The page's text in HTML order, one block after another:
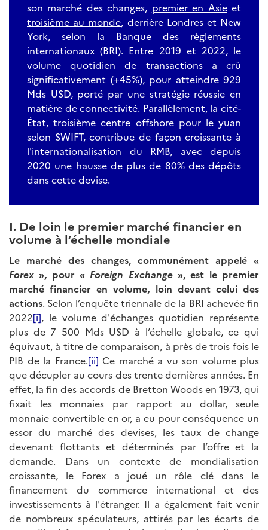
son marché des changes, premier en Asieet
troisième au monde, derrière Londres et New
York, selon la Banque des règlements
internationaux (BRI). Entre 2019 et 2022, le
volume quotidien de transactions a crû
significativement (+45%), pour atteindre 929
Mds USD, porté par une stratégie réussie en
matière de connectivité. Parallèlement, la cité-
État, troisième centre offshore pour le yuan
selon SWIFT, contribue de façon croissante à
l'internationalisation du RMB, avec depuis
2020 une hausse de plus de 80% des dépôts
dans cette devise.
I. De loin le premier marché financier en
volume à l’échelle mondiale
Le marché des changes, communément appelé «
Forex », pour « Foreign Exchange», est le premier
marché financier en volume, loin devant celui des
actions. Selon l’enquête triennale de la BRI achevée fin
2022[i], le volume d'échanges quotidien représente
plus de 7 500 Mds USD à l’échelle globale, ce qui
équivaut, à titre de comparaison, à près de trois fois le
PIB de la France.[ii] Ce marché a vu son volume plus
que décupler au cours des trente dernières années. En
effet, la fin des accords de Bretton Woods en 1973, qui
fixait les monnaies par rapport au dollar, seule
monnaie convertible en or, a eu pour conséquence un
essor du marché des devises, les taux de change
devenant flottants et déterminés par l’offre et la
demande. Dans un contexte de mondialisation
croissante, le Forex a joué un rôle clé dans le
financement du commerce international et des
investissements à l'étranger. Il a également fait venir
de nombreux spéculateurs, attirés par les écarts de